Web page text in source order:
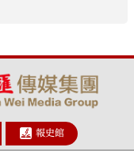
報史館